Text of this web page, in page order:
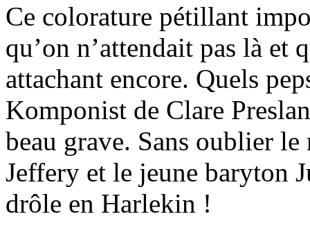
Ce colorature pétillant
qu’on n’attendait pas là et
attachant encore. Quels
Komponist de Clare
beau grave. Sans oublier
Jeffery et le jeune baryton
drôle en Harlekin !